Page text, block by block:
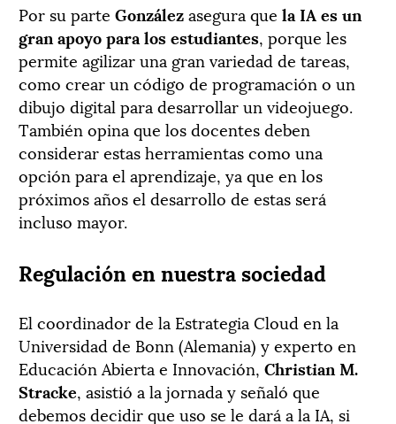
Por su parte Gonzálezasegura que la IA es un
gran apoyo para los estudiantes, porque les
permite agilizar una gran variedad de tareas,
como crear un código de programación o un
dibujo digital para desarrollar un videojuego.
También opina que los docentes deben
considerar estas herramientas como una
opción para el aprendizaje, ya que en los
próximos años el desarrollo de estas será
incluso mayor.
Regulación en nuestra sociedad
El coordinador de la Estrategia Cloud en la
Universidad de Bonn (Alemania) y experto en
Educación Abierta e Innovación, Christian M.
Stracke, asistió a la jornada y señaló que
debemos decidir que uso se le dará a la IA, si